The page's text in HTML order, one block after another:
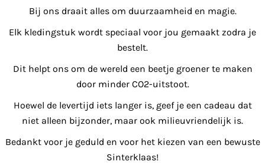
Bij ons draait alles om duurzaamheid en magie.
Elk kledingstuk wordt speciaal voor jou gemaakt zodra je
bestelt.
Dit helpt ons om de wereld een beetje groener te maken
door minder CO2-uitstoot.
Hoewel de levertijd iets langer is, geef je een cadeau dat
niet alleen bijzonder, maar ook milieuvriendelijk is.
Bedankt voor je geduld en voor het kiezen van een bewuste
Sinterklaas!